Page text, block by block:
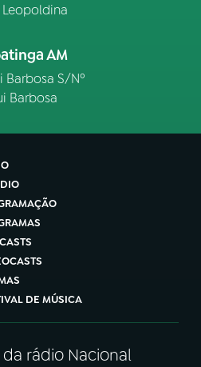
AM
Barbosa S/Nº
Barbosa
DE MÚSICA
rádio Nacional